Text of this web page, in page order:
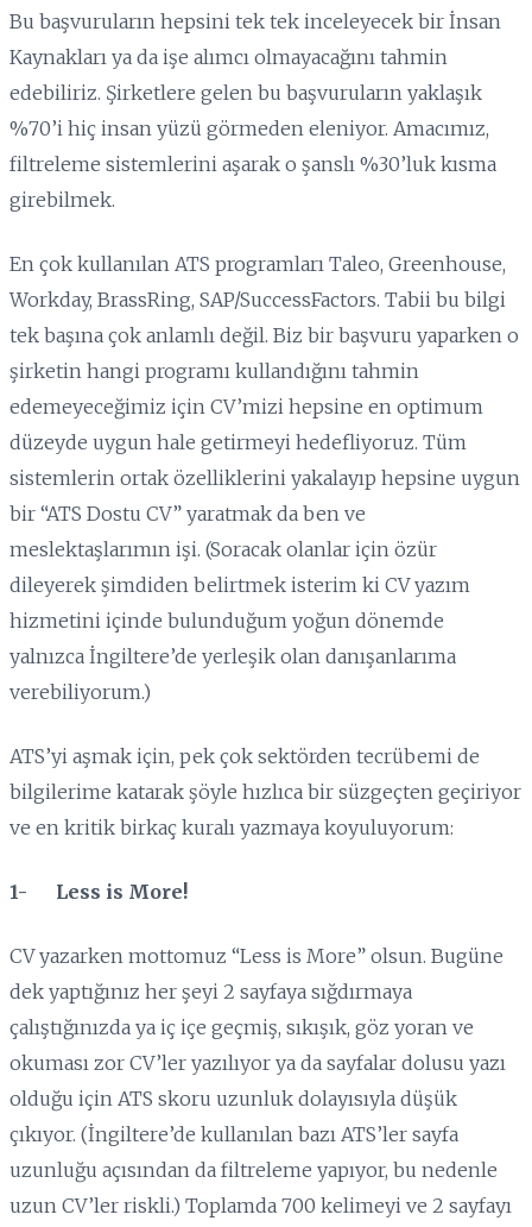
Bu başvuruların hepsini tek tek inceleyecek bir İnsan
Kaynakları ya da işe alımcı olmayacağını tahmin
edebiliriz. Şirketlere gelen bu başvuruların yaklaşık
%70’i hiç insan yüzü görmeden eleniyor. Amacımız,
filtreleme sistemlerini aşarak o şanslı %30’luk kısma
girebilmek.
En çok kullanılan ATS programları Taleo, Greenhouse,
Workday, BrassRing, SAP/SuccessFactors. Tabii bu bilgi
tek başına çok anlamlı değil. Biz bir başvuru yaparken o
şirketin hangi programı kullandığını tahmin
edemeyeceğimiz için CV’mizi hepsine en optimum
düzeyde uygun hale getirmeyi hedefliyoruz. Tüm
sistemlerin ortak özelliklerini yakalayıp hepsine uygun
bir “ATS Dostu CV” yaratmak da ben ve
meslektaşlarımın işi. (Soracak olanlar için özür
dileyerek şimdiden belirtmek isterim ki CV yazım
hizmetini içinde bulunduğum yoğun dönemde
yalnızca İngiltere’de yerleşik olan danışanlarıma
verebiliyorum.)
ATS’yi aşmak için, pek çok sektörden tecrübemi de
bilgilerime katarak şöyle hızlıca bir süzgeçten geçiriyor
ve en kritik birkaç kuralı yazmaya koyuluyorum:
1- Less is More!
CV yazarken mottomuz “Less is More” olsun. Bugüne
dek yaptığınız her şeyi 2 sayfaya sığdırmaya
çalıştığınızda ya iç içe geçmiş, sıkışık, göz yoran ve
okuması zor CV’ler yazılıyor ya da sayfalar dolusu yazı
olduğu için ATS skoru uzunluk dolayısıyla düşük
çıkıyor. (İngiltere’de kullanılan bazı ATS’ler sayfa
uzunluğu açısından da filtreleme yapıyor, bu nedenle
uzun CV’ler riskli.) Toplamda 700 kelimeyi ve 2 sayfayı